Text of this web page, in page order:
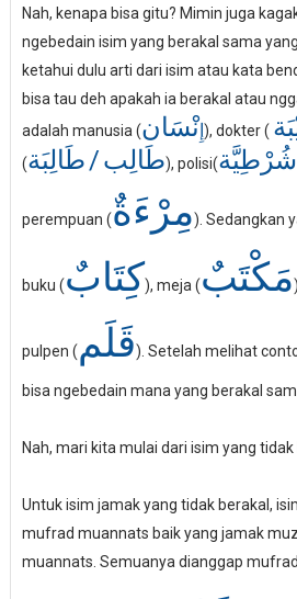
Nah, kenapa bisa gitu? Mimin juga
ngebedain isim yang berakal sama
ketahui dulu arti dari isim atau kata
bisa tau deh apakah ia berakal atau
adalah manusia (
إِنْسَان ), dokter (
(
طَالِب/طَالِبَة ), polisi(شُرْطِيَّة
perempuan (مِرْءَةٌ). Sedangkan
buku (كِتَابٌ), meja (مَكْتَبٌ
pulpen (قَلَم). Setelah melihat
bisa ngebedain mana yang berakal
Nah, mari kita mulai dari isim yang tidak
Untuk isim jamak yang tidak berakal,
mufrad muannats baik yang jamak
muannats. Semuanya dianggap